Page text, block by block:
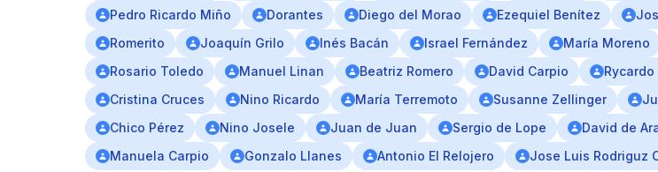
Pedro Ricardo Miño
Dorantes Diego del Morao Ezequiel Benítez
Romerito
Joaquín Grilo Inés Bacán Israel Fernández María Moreno
Rosario Toledo
Manuel Linan Beatriz Romero David Carpio
Cristina Cruces
Nino Ricardo María Terremoto Susanne Zellinger
Chico Pérez
Nino Josele Juan de Juan Sergio de Lope David de
Manuela Carpio
Gonzalo Llanes Antonio El Relojero Jose Luis Rodriguz